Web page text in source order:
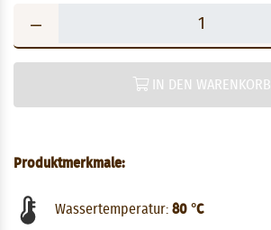
IN DEN WARENKORB
Produktmerkmale:
Wassertemperatur: 80 °C